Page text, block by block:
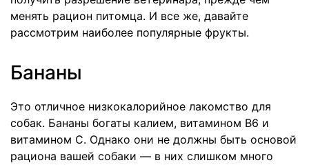
менять рацион питомца. И все же, давайте
рассмотрим наиболее популярные фрукты.
Бананы
Это отличное низкокалорийное лакомство для
собак. Бананы богаты калием, витамином B6 и
витамином C. Однако они не должны быть основой
рациона вашей собаки — в них слишком много